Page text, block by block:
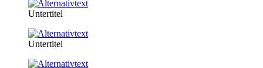
Untertitel
Untertitel